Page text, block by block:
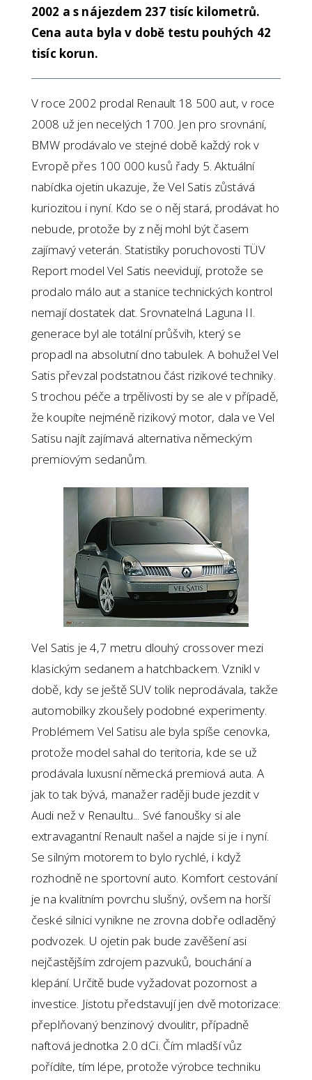
2002 a s nájezdem 237 tisíc kilometrů.
Cena auta byla v době testu pouhých 42
tisíc korun.
V roce 2002 prodal Renault 18 500 aut, v roce
2008 už jen necelých 1700. Jen pro srovnání,
BMW prodávalo ve stejné době každý rok v
Evropě přes 100 000 kusů řady 5. Aktuální
nabídka ojetin ukazuje, že Vel Satis zůstává
kuriozitou i nyní. Kdo se o něj stará, prodávat ho
nebude, protože by z něj mohl být časem
zajímavý veterán. Statistiky poruchovosti TÜV
Report model Vel Satis neevidují, protože se
prodalo málo aut a stanice technických kontrol
nemají dostatek dat. Srovnatelná Laguna II.
generace byl ale totální průšvih, který se
propadl na absolutní dno tabulek. A bohužel Vel
Satis převzal podstatnou část rizikové techniky.
S trochou péče a trpělivosti by se ale v případě,
že koupíte nejméně rizikový motor, dala ve Vel
Satisu najít zajímavá alternativa německým
premiovým sedanům.
Vel Satis je 4,7 metru dlouhý crossover mezi
klasickým sedanem a hatchbackem. Vznikl v
době, kdy se ještě SUV tolik neprodávala, takže
automobilky zkoušely podobné experimenty.
Problémem Vel Satisu ale byla spíše cenovka,
protože model sahal do teritoria, kde se už
prodávala luxusní německá premiová auta. A
jak to tak bývá, manažer raději bude jezdit v
Audi než v Renaultu... Své fanoušky si ale
extravagantní Renault našel a najde si je i nyní.
Se silným motorem to bylo rychlé, i když
rozhodně ne sportovní auto. Komfort cestování
je na kvalitním povrchu slušný, ovšem na horší
české silnici vynikne ne zrovna dobře odladěný
podvozek. U ojetin pak bude zavěšení asi
nejčastějším zdrojem pazvuků, bouchání a
klepání. Určitě bude vyžadovat pozornost a
investice. Jistotu představují jen dvě motorizace:
přeplňovaný benzinový dvoulitr, případně
naftová jednotka 2.0 dCi. Čím mladší vůz
pořídíte, tím lépe, protože výrobce techniku